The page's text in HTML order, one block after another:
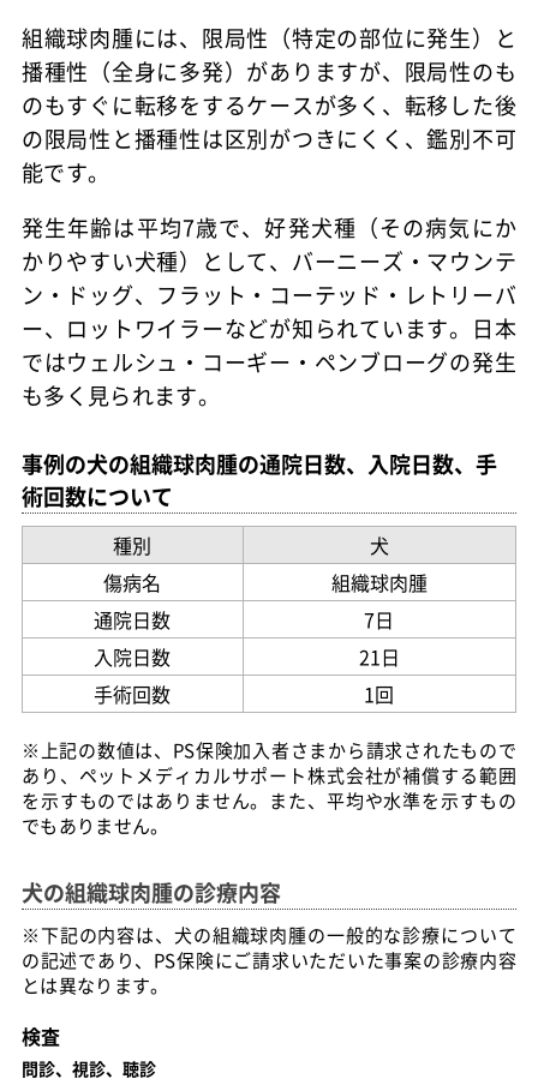
組織球肉腫には、限局性（特定の部位に発生）と
播種性（全身に多発）がありますが、限局性のも
のもすぐに転移をするケースが多く、転移した後
の限局性と播種性は区別がつきにくく、鑑別不可
能です。
発生年齢は平均7歳で、好発犬種（その病気にか
かりやすい犬種）として、バーニーズ・マウンテ
ン・ドッグ、フラット・コーテッド・レトリーバ
ー、ロットワイラーなどが知られています。日本
ではウェルシュ・コーギー・ペンブローグの発生
も多く見られます。
事例の犬の組織球肉腫の通院日数、入院日数、手
術回数について
種別
犬
傷病名
組織球肉腫
通院日数
7日
入院日数
21日
手術回数
1回
※上記の数値は、PS保険加入者さまから請求されたもので
あり、ペットメディカルサポート株式会社が補償する範囲
を示すものではありません。また、平均や水準を示すもの
でもありません。
犬の組織球肉腫の診療内容
※下記の内容は、犬の組織球肉腫の一般的な診療について
の記述であり、PS保険にご請求いただいた事案の診療内容
とは異なります。
検査
問診、視診、聴診